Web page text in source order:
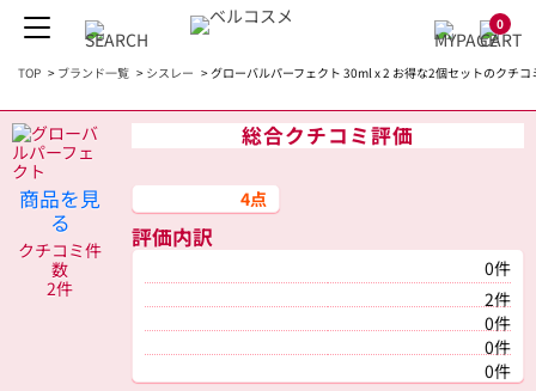
0
TOP > ブランド一覧 > シスレー >グローバルパーフェクト 30ml x 2 お得な2個セットのクチコ
商品を見
る
クチコミ件
数
2件
総合クチコミ評価
4点
評価内訳
0件
2件
0件
0件
0件